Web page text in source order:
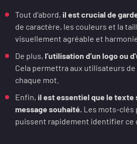
Tout d’abord, il est crucial de
de caractère, les couleurs et la
visuellement agréable et
De plus, l’utilisation d’un logo ou
Cela permettra aux utilisateurs
chaque mot.
Enfin, il est essentiel que le
message souhaité. Les mots-clés
puissent rapidement identifier ce